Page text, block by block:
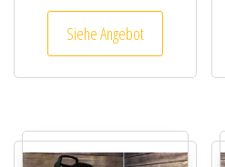
Siehe Angebot